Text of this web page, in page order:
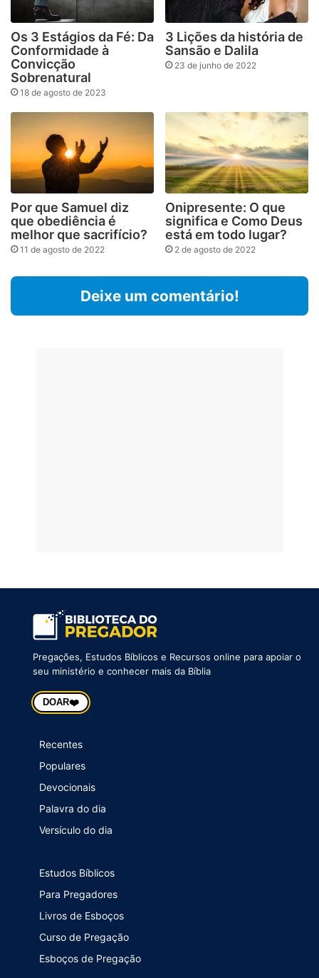
Os 3 Estágios da Fé: Da
Conformidade à
Convicção
Sobrenatural
18 de agosto de 2023
3 Lições da história de
Sansão e Dalila
23 de junho de 2022
Por que Samuel diz
que obediência é
melhor que sacrifício?
11 de agosto de 2022
Onipresente: O que
significa e Como Deus
está em todo lugar?
2 de agosto de 2022
Deixe um comentário!
Pregações, Estudos Bíblicos e Recursos online para apoiar o
seu ministério e conhecer mais da Bíblia
DOAR❤️
Recentes
Populares
Devocionais
Palavra do dia
Versículo do dia
Estudos Bíblicos
Para Pregadores
Livros de Esboços
Curso de Pregação
Esboços de Pregação